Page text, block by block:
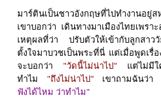
มาร์ตินเป็นชาวอังกฤษที่ไปทำงานอ
เขาบอกว่า เดินทางมาเมืองไทยเพร
เหตุผลที่ว่า ปรับตัวให้เข้ากับลูกสาว
ตั้งใจมาบวชเป็นพระที่นี่ แต่เมื่อพูดเรื่
จะบอกว่า "วัดนี้ไม่น่าไป" แต่ไม่มีใ
ทำไม "ถึงไม่น่าไป" เขาถามฉันว่า
ฟังได้ไหม ว่าทำไม"